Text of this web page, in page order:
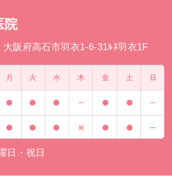
院
阪府高石市羽衣1-6-31ﾙﾈ羽衣1F
日・祝日